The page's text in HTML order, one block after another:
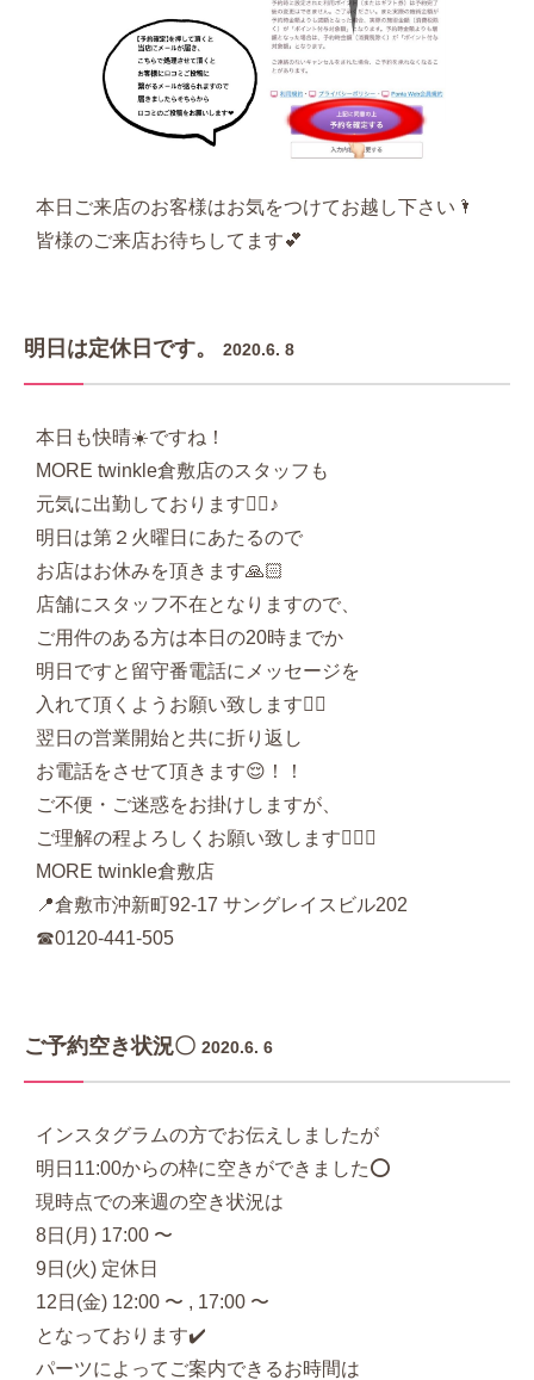
本日ご来店のお客様はお気をつけてお越し下さい🌂
皆様のご来店お待ちしてます💕
明日は定休日です。 2020.6. 8
本日も快晴☀️ですね！
MORE twinkle倉敷店のスタッフも
元気に出勤しております👯‍♀‍♪
明日は第２火曜日にあたるので
お店はお休みを頂きます🙏🏻
店舗にスタッフ不在となりますので、
ご用件のある方は本日の20時までか
明日ですと留守番電話にメッセージを
入れて頂くようお願い致します🙇‍♂‍
翌日の営業開始と共に折り返し
お電話をさせて頂きます😌！！
ご不便・ご迷惑をお掛けしますが、
ご理解の程よろしくお願い致します💁🏻‍♀‍
MORE twinkle倉敷店
📍倉敷市沖新町92-17 サングレイスビル202
☎︎0120-441-505
ご予約空き状況〇 2020.6. 6
インスタグラムの方でお伝えしましたが
明日11:00からの枠に空きができました⭕️
現時点での来週の空き状況は
8日(月) 17:00 〜
9日(火) 定休日
12日(金) 12:00 〜 , 17:00 〜
となっております✔️
パーツによってご案内できるお時間は